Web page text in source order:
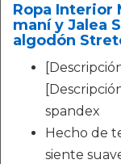
Ropa Interior
maní y Jalea
algodón
spandex
Hecho de
siente